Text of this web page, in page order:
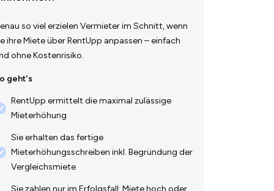
so viel erzielen Vermieter im Schnitt, wenn
ihre Miete über RentUpp anpassen – einfach
ohne Kostenrisiko.
geht's
RentUpp ermittelt die maximal zulässige
Mieterhöhung
Sie erhalten das fertige
Mieterhöhungsschreiben inkl. Begründung der
Vergleichsmiete